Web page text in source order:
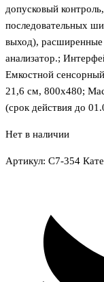
допусковый
последовательных
выход), расширенные
анализатор.;
Емкостной
21,6 см, 800х480;
(срок действия до
Нет в наличии
Артикул: С7-354